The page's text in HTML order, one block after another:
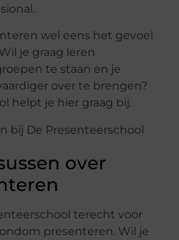
wel eens het gevoel
je graag leren
te staan en je
over te brengen?
helpt je hier graag bij.
over
terecht voor
presenteren. Wil je